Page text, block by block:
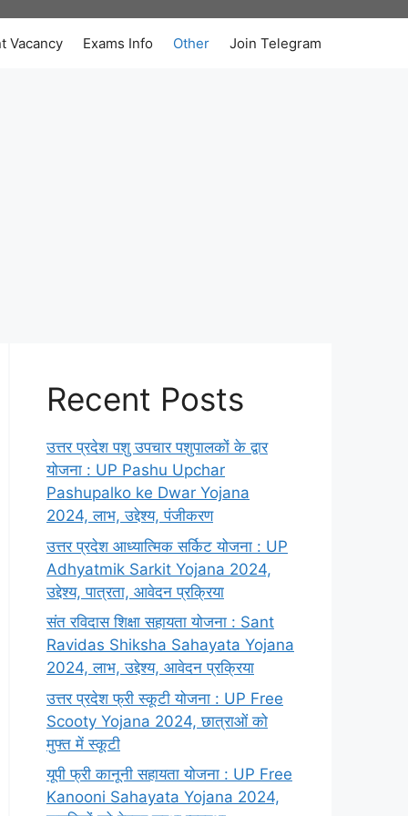
Vacancy Exams Info Other Join Telegram
Recent Posts
उत्तर प्रदेश पशु उपचार पशुपालकों के द्वार
योजना : UP Pashu Upchar
Pashupalko ke Dwar Yojana
2024, लाभ, उद्देश्य, पंजीकरण
उत्तर प्रदेश आध्यात्मिक सर्किट योजना : UP
Adhyatmik Sarkit Yojana 2024,
उद्देश्य, पात्रता, आवेदन प्रक्रिया
संत रविदास शिक्षा सहायता योजना : Sant
Ravidas Shiksha Sahayata Yojana
2024, लाभ, उद्देश्य, आवेदन प्रक्रिया
उत्तर प्रदेश फ्री स्कूटी योजना : UP Free
Scooty Yojana 2024, छात्राओं को
मुफ्त में स्कूटी
यूपी फ्री कानूनी सहायता योजना : UP Free
Kanooni Sahayata Yojana 2024,